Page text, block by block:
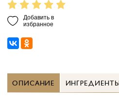
Добавить в
избранное
ОПИСАНИЕ ИНГРЕДИЕНТЫ